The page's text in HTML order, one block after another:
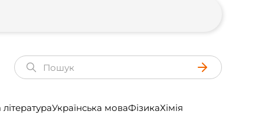
Українська моваФізикаХімія